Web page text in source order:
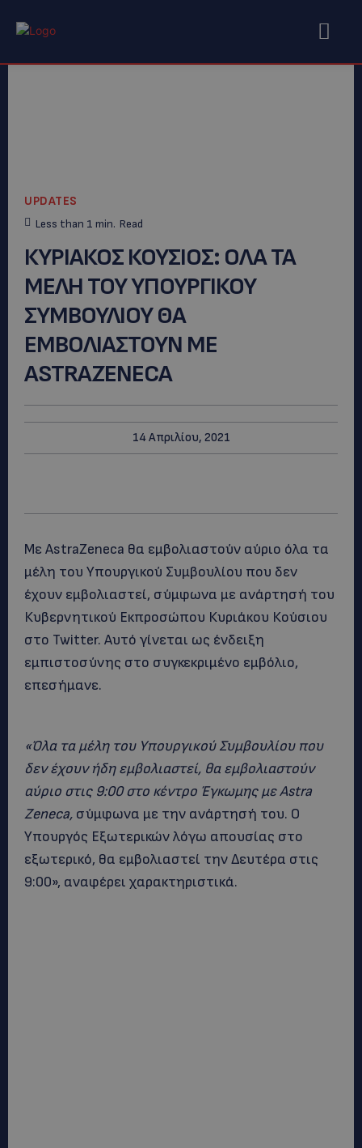
UPDATES
Less than 1 min. Read
ΚΥΡΙΑΚΟΣ ΚΟΥΣΙΟΣ: ΟΛΑ ΤΑ
ΜΕΛΗ ΤΟΥ ΥΠΟΥΡΓΙΚΟΥ
ΣΥΜΒΟΥΛΙΟΥ ΘΑ
ΕΜΒΟΛΙΑΣΤΟΥΝ ΜΕ
ΑSTRAZENECA
14 Απριλίου, 2021
Mε ΑstraZeneca θα εμβολιαστούν αύριο όλα τα
μέλη του Υπουργικού Συμβουλίου που δεν
έχουν εμβολιαστεί, σύμφωνα με ανάρτησή του
Κυβερνητικού Εκπροσώπου Κυριάκου Κούσιου
στο Twitter. Αυτό γίνεται ως ένδειξη
εμπιστοσύνης στο συγκεκριμένο εμβόλιο,
επεσήμανε.
«Όλα τα μέλη του Υπουργικού Συμβουλίου που
δεν έχουν ήδη εμβολιαστεί, θα εμβολιαστούν
αύριο στις 9:00 στο κέντρο Έγκωμης με Astra
Zeneca, σύμφωνα με την ανάρτησή του. Ο
Υπουργός Εξωτερικών λόγω απουσίας στο
εξωτερικό, θα εμβολιαστεί την Δευτέρα στις
9:00», αναφέρει χαρακτηριστικά.